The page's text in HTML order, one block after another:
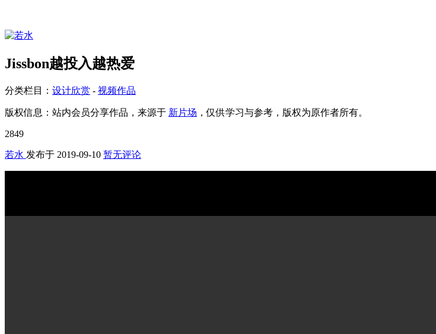
Jissbon越投入越热爱
分类栏目： 设计欣赏 - 视频作品
版权信息： 站内会员分享作品，来源于 新片场 ，仅供学习与参考，版权为原作者所有。
2849
若水 发布于 2019-09-10 暂无评论